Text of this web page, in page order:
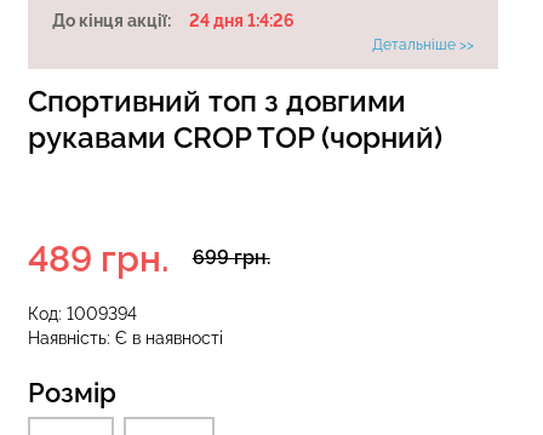
До кінця акції: 24 дня 1:4:25
Детальніше >>
Спортивний топ з довгими
рукавами CROP TOP (чорний)
Код: 1009394
Наявність: Є в наявності
699 грн.
489 грн.
Розмір
з
BRASILIAN
(чорний)
Безшовні стрінги STRING